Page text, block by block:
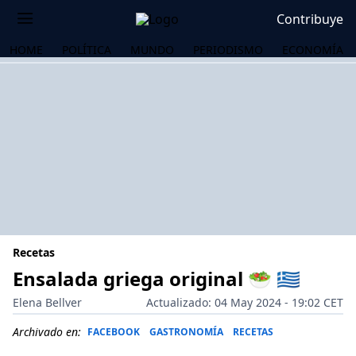
Contribuye
HOME POLÍTICA MUNDO PERIODISMO ECONOMÍA
Recetas
Ensalada griega original 🥗 🇬🇷
Elena Bellver
Actualizado: 04 May 2024 - 19:02 CET
Archivado en: FACEBOOK GASTRONOMÍA RECETAS